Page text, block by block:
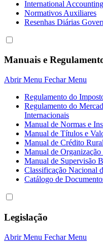
International
Normativos Auxiliares
Resenhas Diárias
Manuais e
Abrir Menu Fechar Menu
Regulamento do
Regulamento do
Internacionais
Manual de Normas e
Manual de Títulos e
Manual de Crédito Rural
Manual de
Manual de Supervisão
Classificação Nacional
Catálogo de
Legislação
Abrir Menu Fechar Menu